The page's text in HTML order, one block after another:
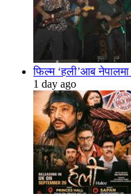
फिल्म ‘हली’आब नेपालमा
1 day ago